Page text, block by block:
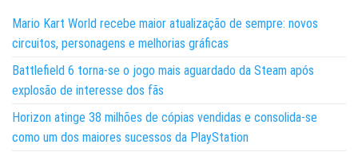
Mario Kart World recebe maior atualização de sempre: novos
circuitos, personagens e melhorias gráficas
Battlefield 6 torna-se o jogo mais aguardado da Steam após
explosão de interesse dos fãs
Horizon atinge 38 milhões de cópias vendidas e consolida-se
como um dos maiores sucessos da PlayStation